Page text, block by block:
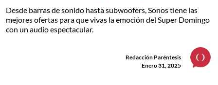
Desde barras de sonido hasta subwoofers, Sonos tiene las
mejores ofertas para que vivas la emoción del Super Domingo
con un audio espectacular.
Redacción Paréntesis
Enero 31, 2025